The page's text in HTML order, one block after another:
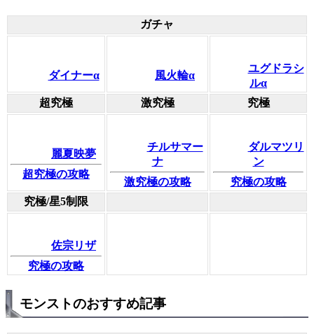
ガチャ
ダイナーα 風火輪α
ユグドラシ
ルα
超究極
激究極 究極
麗夏映夢
超究極の攻略
チルサマー
ナ
激究極の攻略
ダルマツリ
ン
究極の攻略
究極/星5制限
佐宗リザ
究極の攻略
モンストのおすすめ記事